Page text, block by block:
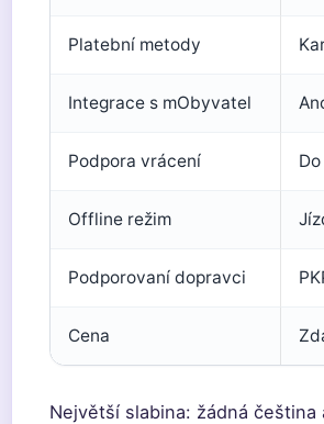
Platební metody
Integrace s mObyvatel
Podpora vrácení
Offline režim
Podporovaní dopravci
Cena
Největší slabina: žádná čeština